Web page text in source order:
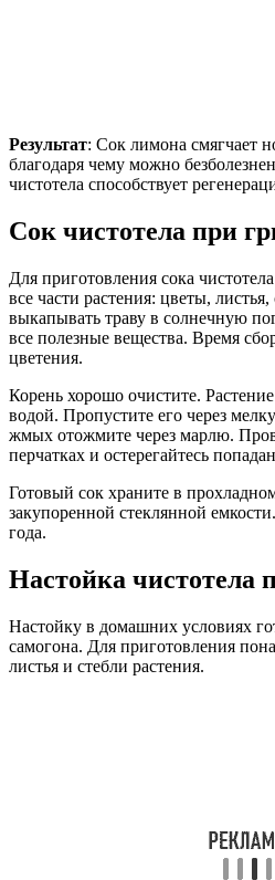
Результат: Сок лимона смягчает
благодаря чему можно
чистотела способствует
Сок чистотела при
Для приготовления сока
все части растения: цветы,
выкапывать траву в солнечную
все полезные вещества. Время
цветения.
Корень хорошо очистите.
водой. Пропустите его через
жмых отожмите через марлю.
перчатках и остерегайтесь
Готовый сок храните в
закупоренной стеклянной
года.
Настойка чистотела
Настойку в домашних условиях
самогона. Для приготовления
листья и стебли растения.